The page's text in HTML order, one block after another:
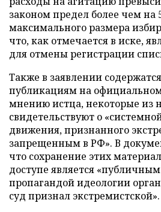
законом предел более чем на
максимального размера
что, как отмечается в иске,
для отмены регистрации
Также в заявлении
публикациям на официальном
мнению истца, некоторые из
свидетельствуют о
движения, признанного
запрещенным в РФ». В
что сохранение этих
доступе является
пропагандой идеологии
суд признал экстремистской».